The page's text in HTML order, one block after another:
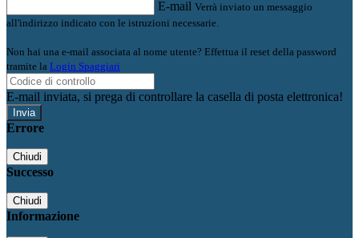
E-mail Verrà inviato un messaggio
all'indirizzo indicato con le istruzioni necessarie.
Non hai una e-mail associata al nome utente? Effettua il reset della password
tramite la Login Spaggiari
E-mail inviata, si prega di controllare la casella di posta elettronica!
Errore
Chiudi
Successo
Chiudi
Informazione